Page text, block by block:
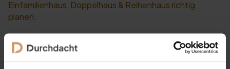
Einfamilienhaus, Doppelhaus & Reihenhaus richtig
planen
8° Dachneigung: Auch bei der